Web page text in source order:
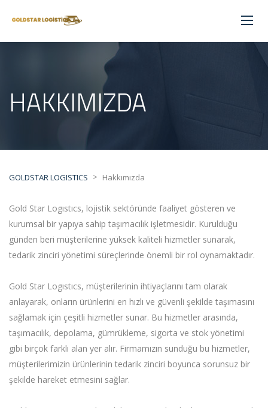
HAKKIMIZDA
GOLDSTAR LOGISTICS > Hakkımızda
Gold Star Logıstıcs, lojistik sektöründe faaliyet gösteren ve
kurumsal bir yapıya sahip taşımacılık işletmesidir. Kurulduğu
günden beri müşterilerine yüksek kaliteli hizmetler sunarak,
tedarik zinciri yönetimi süreçlerinde önemli bir rol oynamaktadır.
Gold Star Logıstıcs, müşterilerinin ihtiyaçlarını tam olarak
anlayarak, onların ürünlerini en hızlı ve güvenli şekilde taşımasını
sağlamak için çeşitli hizmetler sunar. Bu hizmetler arasında,
taşımacılık, depolama, gümrükleme, sigorta ve stok yönetimi
gibi birçok farklı alan yer alır. Firmamızın sunduğu bu hizmetler,
müşterilerimizin ürünlerinin tedarik zinciri boyunca sorunsuz bir
şekilde hareket etmesini sağlar.